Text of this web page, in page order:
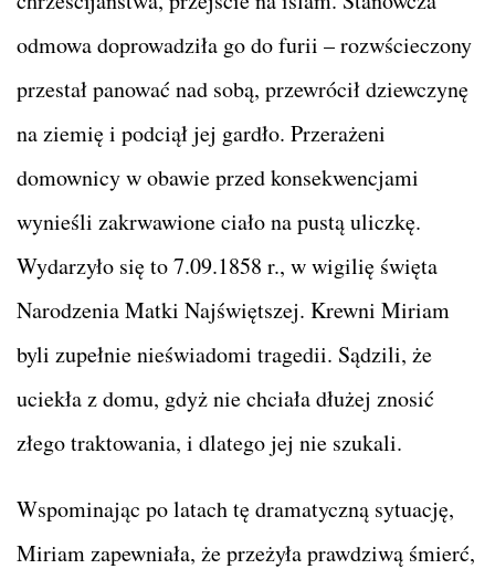
odmowa doprowadziła go do furii – rozwścieczony
przestał panować nad sobą, przewrócił dziewczynę
na ziemię i podciął jej gardło. Przerażeni
domownicy w obawie przed konsekwencjami
wynieśli zakrwawione ciało na pustą uliczkę.
Wydarzyło się to 7.09.1858 r., w wigilię święta
Narodzenia Matki Najświętszej. Krewni Miriam
byli zupełnie nieświadomi tragedii. Sądzili, że
uciekła z domu, gdyż nie chciała dłużej znosić
złego traktowania, i dlatego jej nie szukali.
Wspominając po latach tę dramatyczną sytuację,
Miriam zapewniała, że przeżyła prawdziwą śmierć,